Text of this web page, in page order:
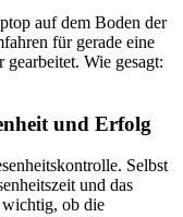
auf dem Boden der
für gerade eine
Wie gesagt:
und Erfolg
Selbst
und das
ob die